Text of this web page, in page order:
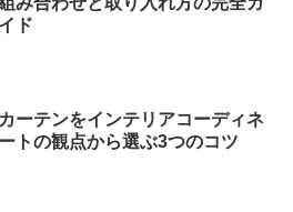
イド
カーテンをインテリアコーディネ
ートの観点から選ぶ3つのコツ